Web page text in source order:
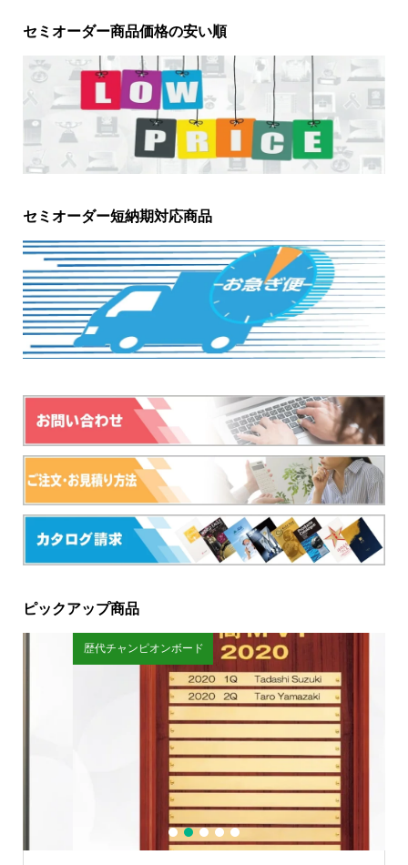
セミオーダー商品価格の安い順
セミオーダー短納期対応商品
ピックアップ商品
歴代チャンピオンボード
1 2 3 4 5